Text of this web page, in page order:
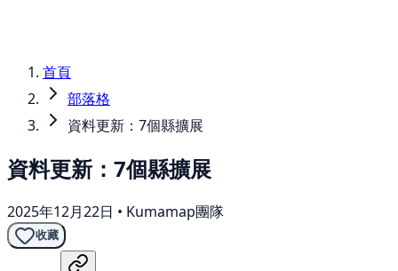
首頁
部落格
資料更新：7個縣擴展
資料更新：7個縣擴展
2025年12月22日 • Kumamap團隊
收藏